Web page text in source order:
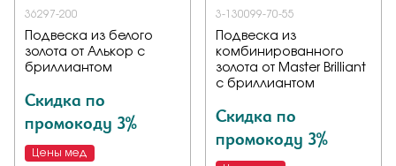
36297-200
Подвеска из белого
золота от Алькор с
бриллиантом
Скидка по
промокоду 3%
Цены мед
3-130099-70-55
Подвеска из
комбинированного
золота от Master Brilliant
с бриллиантом
Скидка по
промокоду 3%